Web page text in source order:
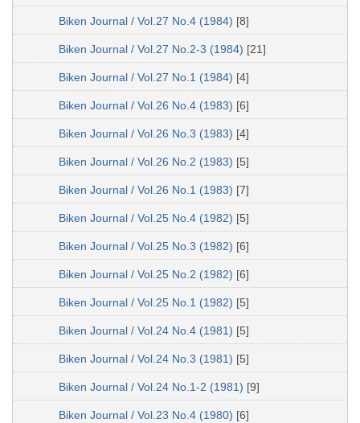
Biken Journal / Vol.27 No.4 (1984) [8]
Biken Journal / Vol.27 No.2-3 (1984) [21]
Biken Journal / Vol.27 No.1 (1984) [4]
Biken Journal / Vol.26 No.4 (1983) [6]
Biken Journal / Vol.26 No.3 (1983) [4]
Biken Journal / Vol.26 No.2 (1983) [5]
Biken Journal / Vol.26 No.1 (1983) [7]
Biken Journal / Vol.25 No.4 (1982) [5]
Biken Journal / Vol.25 No.3 (1982) [6]
Biken Journal / Vol.25 No.2 (1982) [6]
Biken Journal / Vol.25 No.1 (1982) [5]
Biken Journal / Vol.24 No.4 (1981) [5]
Biken Journal / Vol.24 No.3 (1981) [5]
Biken Journal / Vol.24 No.1-2 (1981) [9]
Biken Journal / Vol.23 No.4 (1980) [6]